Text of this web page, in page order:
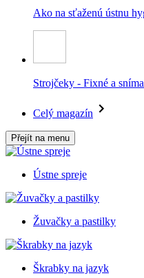
Ako na sťaženú ústnu
Strojčeky - Fixné a
Celý magazín
Přejít na menu
Ústne spreje
Žuvačky a pastilky
Škrabky na jazyk